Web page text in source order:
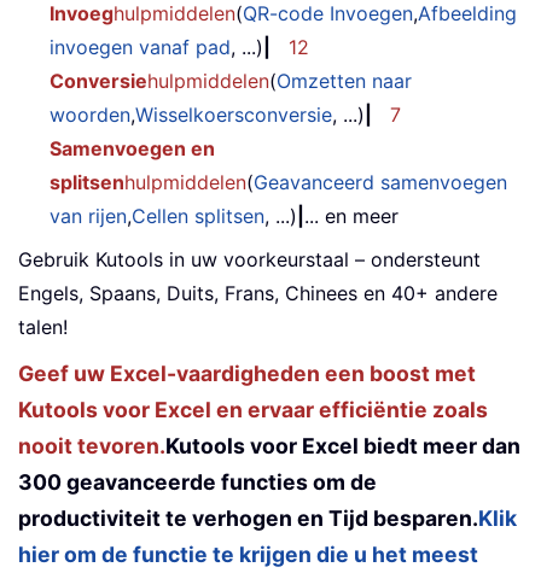
Invoeghulpmiddelen(QR-code Invoegen,Afbeelding
invoegen vanaf pad, ...)
12
Conversiehulpmiddelen(Omzetten naar
woorden,Wisselkoersconversie, ...)
7
Samenvoegen en
splitsenhulpmiddelen(Geavanceerd samenvoegen
van rijen,Cellen splitsen, ...) ... en meer
Gebruik Kutools in uw voorkeurstaal – ondersteunt
Engels, Spaans, Duits, Frans, Chinees en 40+ andere
talen!
Geef uw Excel-vaardigheden een boost met
Kutools voor Excel en ervaar efficiëntie zoals
nooit tevoren.Kutools voor Excel biedt meer dan
300 geavanceerde functies om de
productiviteit te verhogen en Tijd besparen.Klik
hier om de functie te krijgen die u het meest